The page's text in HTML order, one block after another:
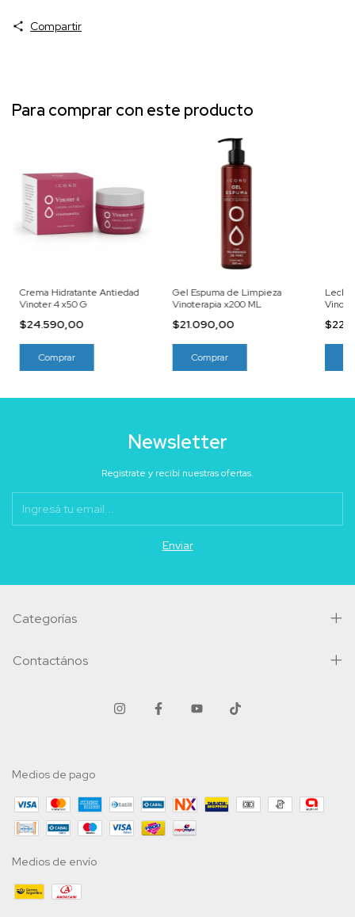
Compartir
Para comprar con este producto
Crema Hidratante Antiedad
Vinoter 4 x50 G
$24.590,00
Gel Espuma de Limpieza
Vinoterapia x200 ML
$21.090,00
Newsletter
Registrate y recibí nuestras ofertas.
Categorías
Contactános
Medios de pago
Medios de envío